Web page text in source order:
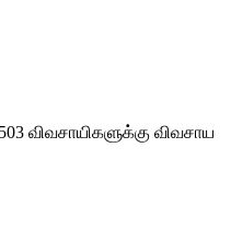
விவசாயிகளுக்கு விவசாய